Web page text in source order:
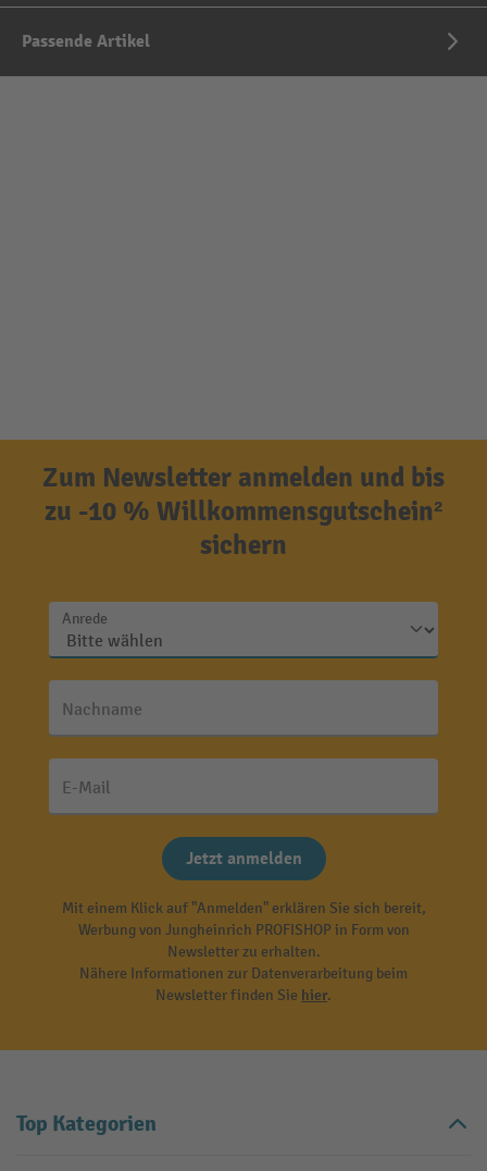
Passende Artikel
Zum Newsletter anmelden und bis
zu -10 % Willkommensgutschein²
sichern
Anrede
Nachname
E-Mail
Jetzt anmelden
Mit einem Klick auf "Anmelden" erklären Sie sich bereit,
Werbung von Jungheinrich PROFISHOP in Form von
Newsletter zu erhalten.
Nähere Informationen zur Datenverarbeitung beim
Newsletter finden Sie hier.
Top Kategorien